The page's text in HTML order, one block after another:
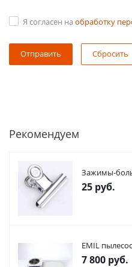
Я согласен на обработку
Сбросить
Рекомендуем
Зажимы-
25 руб.
EMIL
7 800 руб.